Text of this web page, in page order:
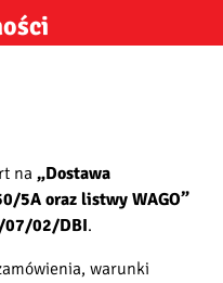
na „Dostawa
5A oraz listwy WAGO”
07/02/DBI.
warunki